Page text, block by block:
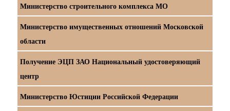
Министерство строительного комплекса МО
Министерство имущественных отношений Московской
области
Получение ЭЦП ЗАО Национальный удостоверяющий
центр
Министерство Юстиции Российской Федерации